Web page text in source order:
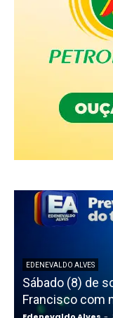
EDENEVALDO ALVES
Sábado (8) de
Francisco com